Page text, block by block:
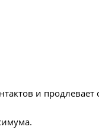
и продлевает